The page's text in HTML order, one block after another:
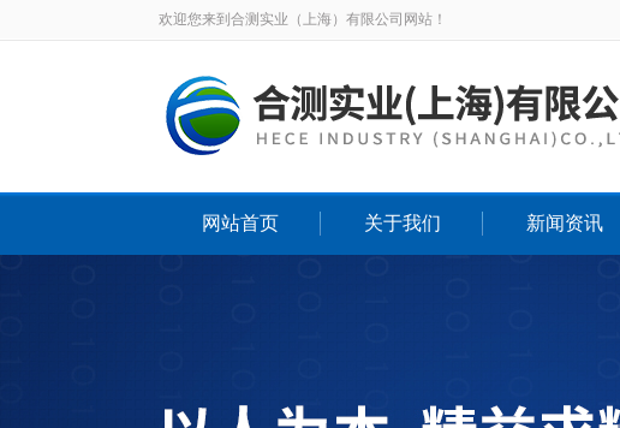
欢迎您来到合测实业（上海）有限公司网站！
网站首页 关于我们 新闻资讯